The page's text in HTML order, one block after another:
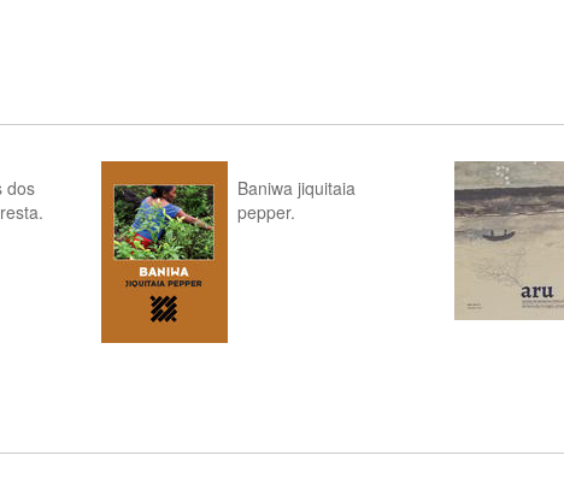
dos
Baniwa jiquitaia
pepper.